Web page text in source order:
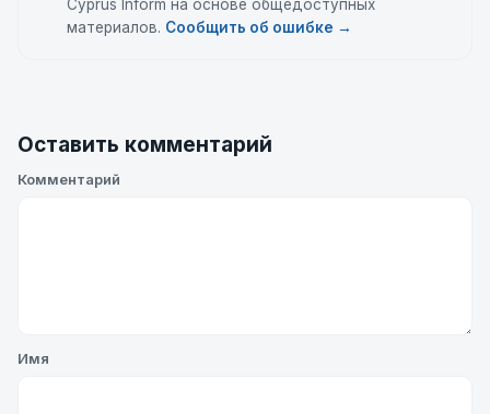
Cyprus Inform на основе общедоступных
материалов. Сообщить об ошибке →
Оставить комментарий
Комментарий
Имя